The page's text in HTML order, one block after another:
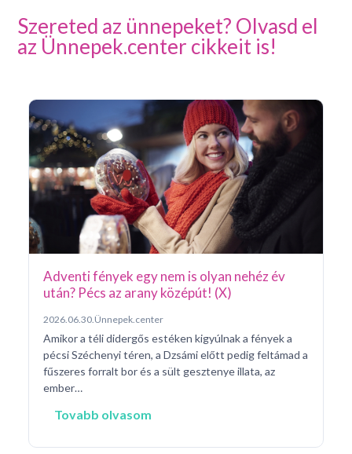
Szereted az ünnepeket? Olvasd el
az Ünnepek.center cikkeit is!
Adventi fények egy nem is olyan nehéz év
után? Pécs az arany középút! (X)
2026.06.30. Ünnepek.center
Amikor a téli didergős estéken kigyúlnak a fények a
pécsi Széchenyi téren, a Dzsámi előtt pedig feltámad a
fűszeres forralt bor és a sült gesztenye illata, az
ember…
Tovabb olvasom